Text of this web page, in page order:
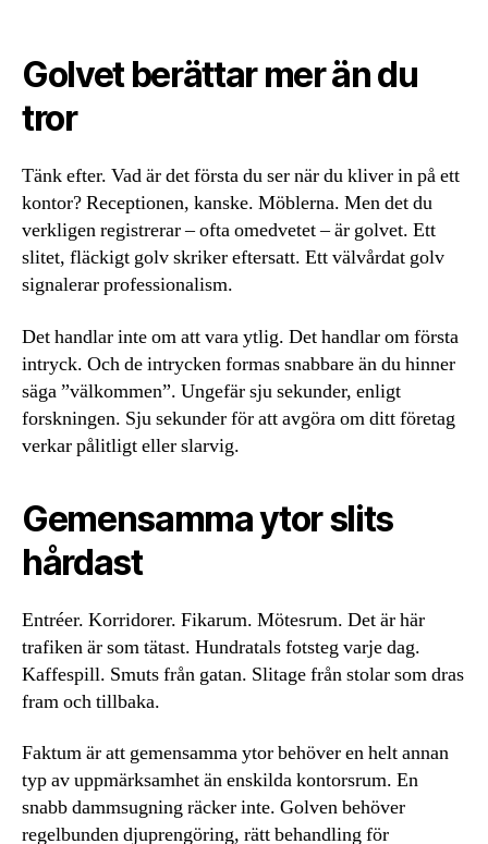
Golvet berättar mer än du
tror
Tänk efter. Vad är det första du ser när du kliver in på ett
kontor? Receptionen, kanske. Möblerna. Men det du
verkligen registrerar – ofta omedvetet – är golvet. Ett
slitet, fläckigt golv skriker eftersatt. Ett välvårdat golv
signalerar professionalism.
Det handlar inte om att vara ytlig. Det handlar om första
intryck. Och de intrycken formas snabbare än du hinner
säga ”välkommen”. Ungefär sju sekunder, enligt
forskningen. Sju sekunder för att avgöra om ditt företag
verkar pålitligt eller slarvig.
Gemensamma ytor slits
hårdast
Entréer. Korridorer. Fikarum. Mötesrum. Det är här
trafiken är som tätast. Hundratals fotsteg varje dag.
Kaffespill. Smuts från gatan. Slitage från stolar som dras
fram och tillbaka.
Faktum är att gemensamma ytor behöver en helt annan
typ av uppmärksamhet än enskilda kontorsrum. En
snabb dammsugning räcker inte. Golven behöver
regelbunden djuprengöring, rätt behandling för